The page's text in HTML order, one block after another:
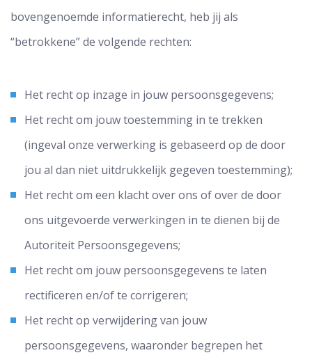
bovengenoemde informatierecht, heb jij als
“betrokkene” de volgende rechten:
Het recht op inzage in jouw persoonsgegevens;
Het recht om jouw toestemming in te trekken
(ingeval onze verwerking is gebaseerd op de door
jou al dan niet uitdrukkelijk gegeven toestemming);
Het recht om een klacht over ons of over de door
ons uitgevoerde verwerkingen in te dienen bij de
Autoriteit Persoonsgegevens;
Het recht om jouw persoonsgegevens te laten
rectificeren en/of te corrigeren;
Het recht op verwijdering van jouw
persoonsgegevens, waaronder begrepen het